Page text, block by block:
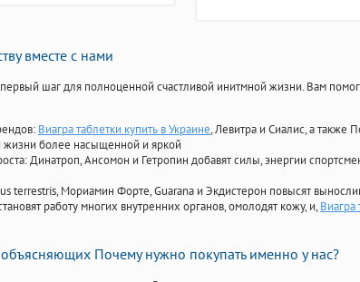
вместе с нами
шаг для полноценной счастливой инитмной жизни. Вам
Виагра таблетки купить в Украине, Левитра и Сиалис, а также
более насыщенной и яркой
: Динатроп, Ансомон и Гетропин добавят силы, энергии
terrestris, Мориамин Форте, Guarana и Экдистерон повысят
работу многих внутренних органов, омолодят кожу, и, Виагра
Почему нужно покупать именно у нас?